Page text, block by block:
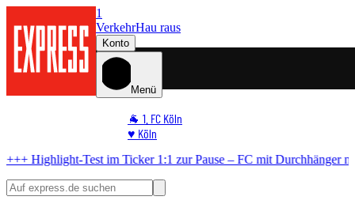
1
VerkehrHau raus
Konto
Menü
🐐 1. FC Köln
♥️ Köln
🛒 Shoppingwelt
– FC mit Durchhänger nach Eigentor+++ LIVE +++Highlight-